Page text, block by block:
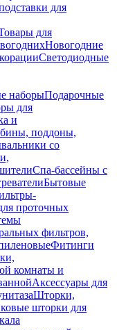
для
для
Новогодние
Светодиодные
наборыПодарочные
для
и
поддоны,
со
Спа-бассейны с
Бытовые
проточных
фильтров,
Фитинги
комнаты и
Аксессуары для
Шторки,
шторки для